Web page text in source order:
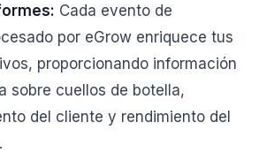
Cada evento de
por eGrow enriquece tus
proporcionando información
sobre cuellos de botella,
del cliente y rendimiento del